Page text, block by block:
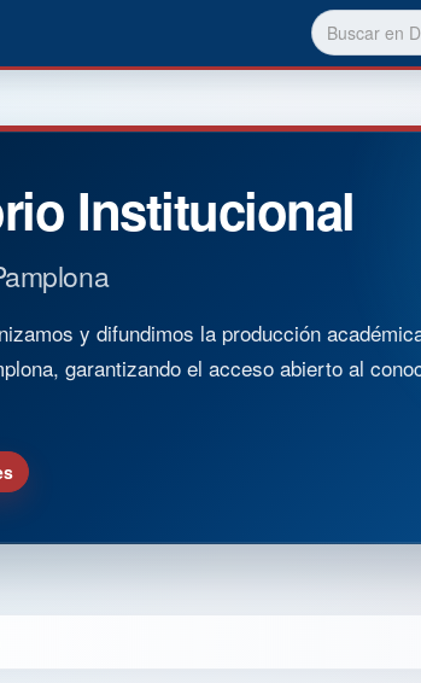
Institucional
y difundimos la producción
garantizando el acceso abierto al